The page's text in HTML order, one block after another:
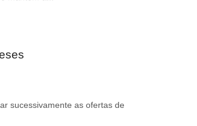
sucessivamente as ofertas de